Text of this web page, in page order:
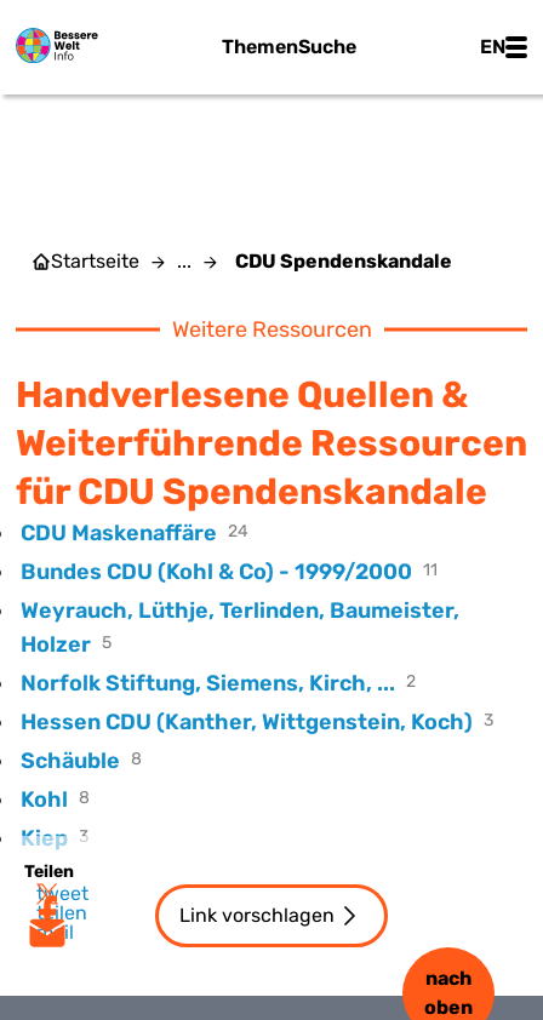
ThemenSuche EN
Teilen
tweet
teilen
mail
Startseite ... CDU Spendenskandale
Weitere Ressourcen
Handverlesene Quellen &
Weiterführende Ressourcen
für CDU Spendenskandale
CDU Maskenaffäre 24
Bundes CDU (Kohl & Co) - 1999/2000 11
Weyrauch, Lüthje, Terlinden, Baumeister,
Holzer 5
Norfolk Stiftung, Siemens, Kirch, ... 2
Hessen CDU (Kanther, Wittgenstein, Koch) 3
Schäuble 8
Kohl 8
Kiep 3
Link vorschlagen
nach
oben